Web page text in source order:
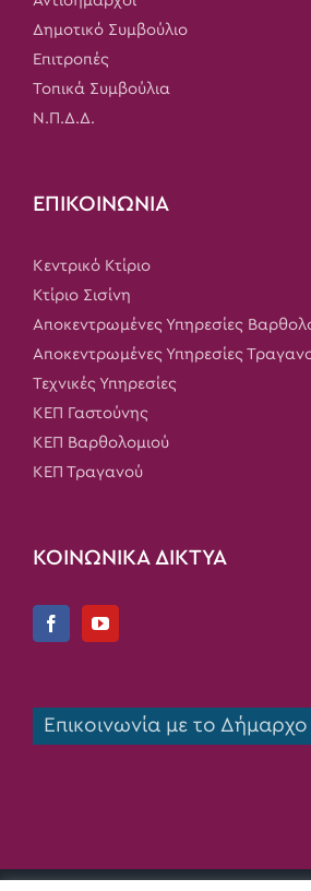
Δημοτικό Συμβούλιο
Επιτροπές
Τοπικά Συμβούλια
Ν.Π.Δ.Δ.
ΕΠΙΚΟΙΝΩΝΙΑ
Κεντρικό Κτίριο
Κτίριο Σισίνη
Αποκεντρωμένες Υπηρεσίες
Αποκεντρωμένες Υπηρεσίες
Τεχνικές Υπηρεσίες
ΚΕΠ Γαστούνης
ΚΕΠ Βαρθολομιού
ΚΕΠ Τραγανού
ΚΟΙΝΩΝΙΚΑ ΔΙΚΤΥΑ
Επικοινωνία με το Δήμαρχο